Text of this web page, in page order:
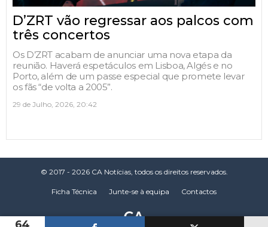
D’ZRT vão regressar aos palcos com
três concertos
Os D’ZRT acabam de anunciar uma nova etapa da
reunião. Haverá espetáculos em Lisboa, Algés e no
Porto, além de um passe especial que promete levar
os fãs “de volta a 2005”.
29 de Julho, 2026, 20:42
© 2017 - 2026 CA Notícias, todos os direitos reservados.
Ficha Técnica Junte-se à equipa Contactos